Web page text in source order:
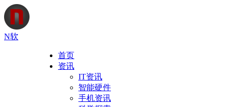
N软
首页
资讯
IT资讯
智能硬件
手机资讯